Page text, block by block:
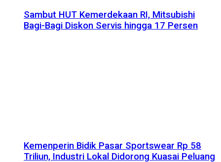
Sambut HUT Kemerdekaan RI, Mitsubishi
Bagi-Bagi Diskon Servis hingga 17 Persen
Kemenperin Bidik Pasar Sportswear Rp 58
Triliun, Industri Lokal Didorong Kuasai Peluang